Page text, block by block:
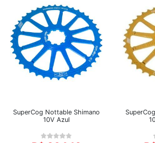
SuperCog Nottable Shimano
10V Azul